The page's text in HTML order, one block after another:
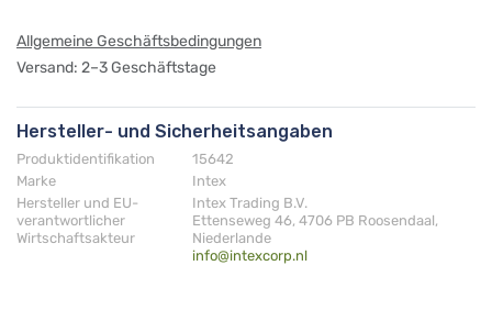
Allgemeine Geschäftsbedingungen
Versand: 2–3 Geschäftstage
Hersteller- und Sicherheitsangaben
Produktidentifikation
15642
Marke
Intex
Hersteller und EU-
verantwortlicher
Wirtschaftsakteur
Intex Trading B.V.
Ettenseweg 46, 4706 PB Roosendaal,
Niederlande
info@intexcorp.nl